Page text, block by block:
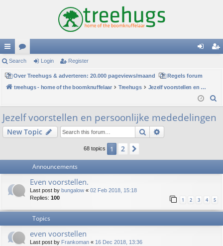
ui
ck
lin
ks
or
u
m
s
in
Search Login Register
Over Treehugs & adverteren: 20.000 pageviews/maand
Regels forum
treehugs - home of the boomknuffelaar
Treehugs
Jezelf voorstellen en persoonlijke mededelingen
Jezelf voorstellen en persoonlijke mededelingen
New Topic Search
68 topics 1 2
Announcements
Even voorstellen.
Last post by bungalow « 02 Feb 2018, 15:18
Replies: 100 1 2 3 4 5
Topics
even voorstellen
Last post by Frankoman « 16 Dec 2018, 13:36